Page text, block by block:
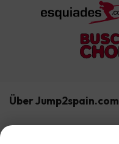
Über Jump2spain.com